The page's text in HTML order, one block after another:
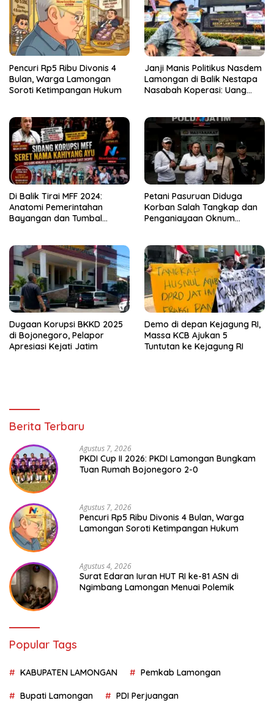
Pencuri Rp5 Ribu Divonis 4
Bulan, Warga Lamongan
Soroti Ketimpangan Hukum
Janji Manis Politikus Nasdem
Lamongan di Balik Nestapa
Nasabah Koperasi: Uang
Di Balik Tirai MFF 2024:
Anatomi Pemerintahan
Bayangan dan Tumbal
Petani Pasuruan Diduga
Korban Salah Tangkap dan
Penganiayaan Oknum
Dugaan Korupsi BKKD 2025
di Bojonegoro, Pelapor
Apresiasi Kejati Jatim
Demo di depan Kejagung RI,
Massa KCB Ajukan 5
Tuntutan ke Kejagung RI
Berita Terbaru
Agustus 7, 2026
PKDI Cup II 2026: PKDI Lamongan Bungkam
Tuan Rumah Bojonegoro 2-0
Agustus 7, 2026
Pencuri Rp5 Ribu Divonis 4 Bulan, Warga
Lamongan Soroti Ketimpangan Hukum
Agustus 4, 2026
Surat Edaran Iuran HUT RI ke-81 ASN di
Ngimbang Lamongan Menuai Polemik
Popular Tags
KABUPATEN LAMONGAN Pemkab Lamongan
Bupati Lamongan PDI Perjuangan